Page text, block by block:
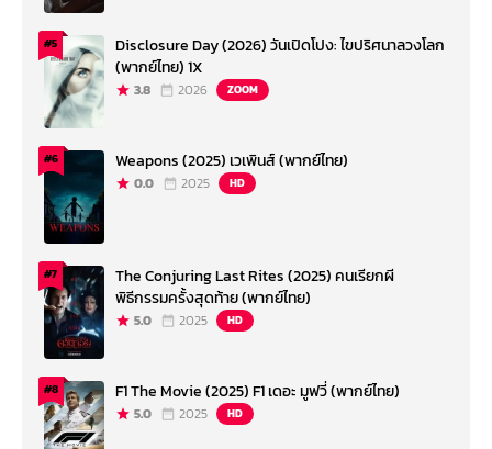
#5
Disclosure Day (2026) วันเปิดโปง: ไขปริศนาลวงโลก
(พากย์ไทย) 1X
3.8 2026 ZOOM
#6 Weapons (2025) เวเพินส์ (พากย์ไทย)
0.0 2025 HD
#7
The Conjuring Last Rites (2025) คนเรียกผี
พิธีกรรมครั้งสุดท้าย (พากย์ไทย)
5.0 2025 HD
#8 F1 The Movie (2025) F1 เดอะ มูฟวี่ (พากย์ไทย)
5.0 2025 HD